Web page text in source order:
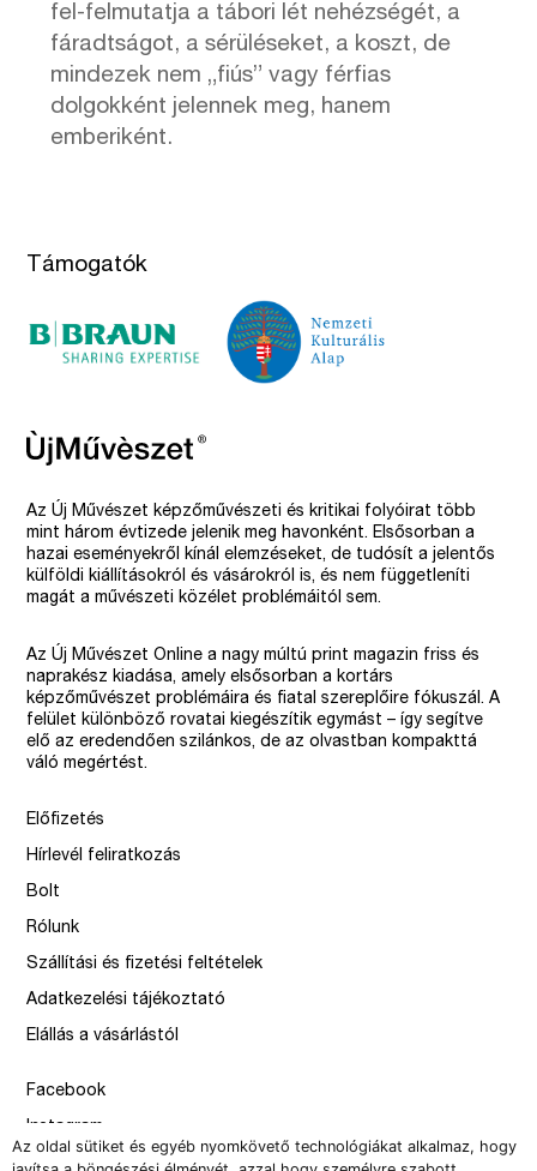
Az oldal sütiket és egyéb nyomkövető technológiákat alkalmaz, hogy
fel-felmutatja a tábori lét nehézségét, a
fáradtságot, a sérüléseket, a koszt, de
mindezek nem „fiús” vagy férfias
dolgokként jelennek meg, hanem
emberiként.
Támogatók
Az Új Művészet képzőművészeti és kritikai folyóirat több
mint három évtizede jelenik meg havonként. Elsősorban a
hazai eseményekről kínál elemzéseket, de tudósít a jelentős
külföldi kiállításokról és vásárokról is, és nem függetleníti
magát a művészeti közélet problémáitól sem.
Az Új Művészet Online a nagy múltú print magazin friss és
naprakész kiadása, amely elsősorban a kortárs
képzőművészet problémáira és fiatal szereplőire fókuszál. A
felület különböző rovatai kiegészítik egymást – így segítve
elő az eredendően szilánkos, de az olvastban kompakttá
váló megértést.
Előfizetés
Hírlevél feliratkozás
Bolt
Rólunk
Szállítási és fizetési feltételek
Adatkezelési tájékoztató
Elállás a vásárlástól
Facebook
Instagram
Issue